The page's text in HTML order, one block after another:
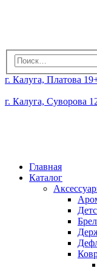
г. Калуга, Платова 19
г. Калуга, Суворова
Главная
Каталог